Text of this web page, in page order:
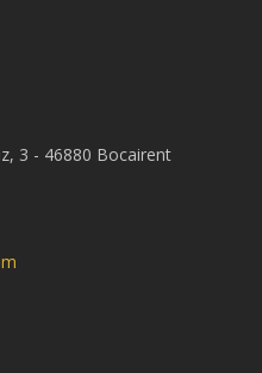
3 - 46880 Bocairent